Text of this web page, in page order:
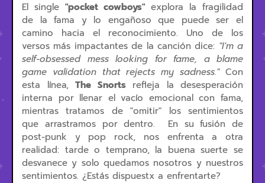
El single "pocket cowboys" explora la fragilidad
de la fama y lo engañoso que puede ser el
camino hacia el reconocimiento. Uno de los
versos más impactantes de la canción dice: "I'm a
self-obsessed mess looking for fame, a blame
game validation that rejects my sadness." Con
esta línea, The Snortsrefleja la desesperación
interna por llenar el vacío emocional con fama,
mientras tratamos de "omitir" los sentimientos
que arrastramos por dentro. En su fusión de
post-punk y pop rock, nos enfrenta a otra
realidad: tarde o temprano, la buena suerte se
desvanece y solo quedamos nosotros y nuestros
sentimientos. ¿Estás dispuestx a enfrentarte?